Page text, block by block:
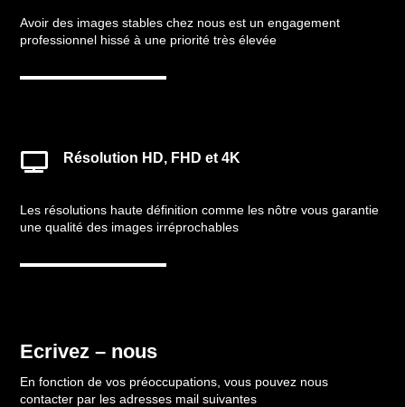
Avoir des images stables chez nous est un engagement
professionnel hissé à une priorité très élevée
 Résolution HD, FHD et 4K
Les résolutions haute définition comme les nôtre vous garantie
une qualité des images irréprochables
Ecrivez – nous
En fonction de vos préoccupations, vous pouvez nous
contacter par les adresses mail suivantes